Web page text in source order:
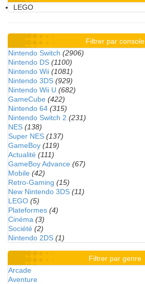
LEGO
Filtrer par console
Nintendo Switch (2906)
Nintendo DS (1100)
Nintendo Wii (1081)
Nintendo 3DS (929)
Nintendo Wii U (682)
GameCube (422)
Nintendo 64 (315)
Nintendo Switch 2 (231)
NES (138)
Super NES (137)
GameBoy (119)
Actualité (111)
GameBoy Advance (67)
Mobile (42)
Retro-Gaming (15)
New Nintendo 3DS (11)
LEGO (5)
Plateformes (4)
Cinéma (3)
Société (2)
Nintendo 2DS (1)
Filtrer par genre
Arcade
Aventure